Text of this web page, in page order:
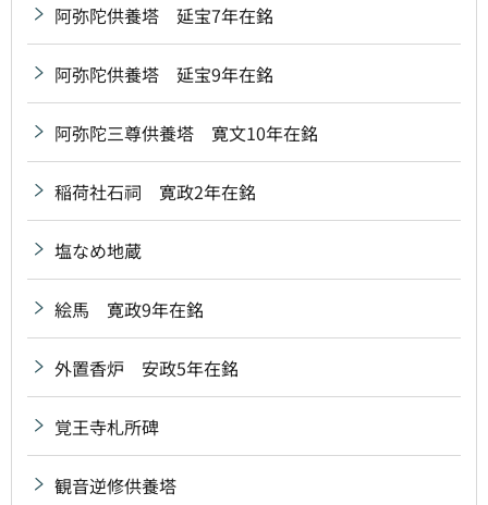
阿弥陀供養塔 延宝7年在銘
阿弥陀供養塔 延宝9年在銘
阿弥陀三尊供養塔 寛文10年在銘
稲荷社石祠 寛政2年在銘
塩なめ地蔵
絵馬 寛政9年在銘
外置香炉 安政5年在銘
覚王寺札所碑
観音逆修供養塔